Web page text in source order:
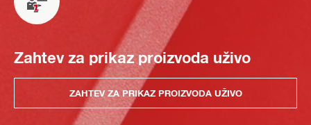
Zahtev za prikaz proizvoda uživo
ZAHTEV ZA PRIKAZ PROIZVODA UŽIVO